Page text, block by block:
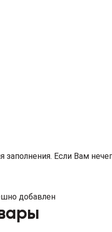
заполнения. Если Вам
добавлен